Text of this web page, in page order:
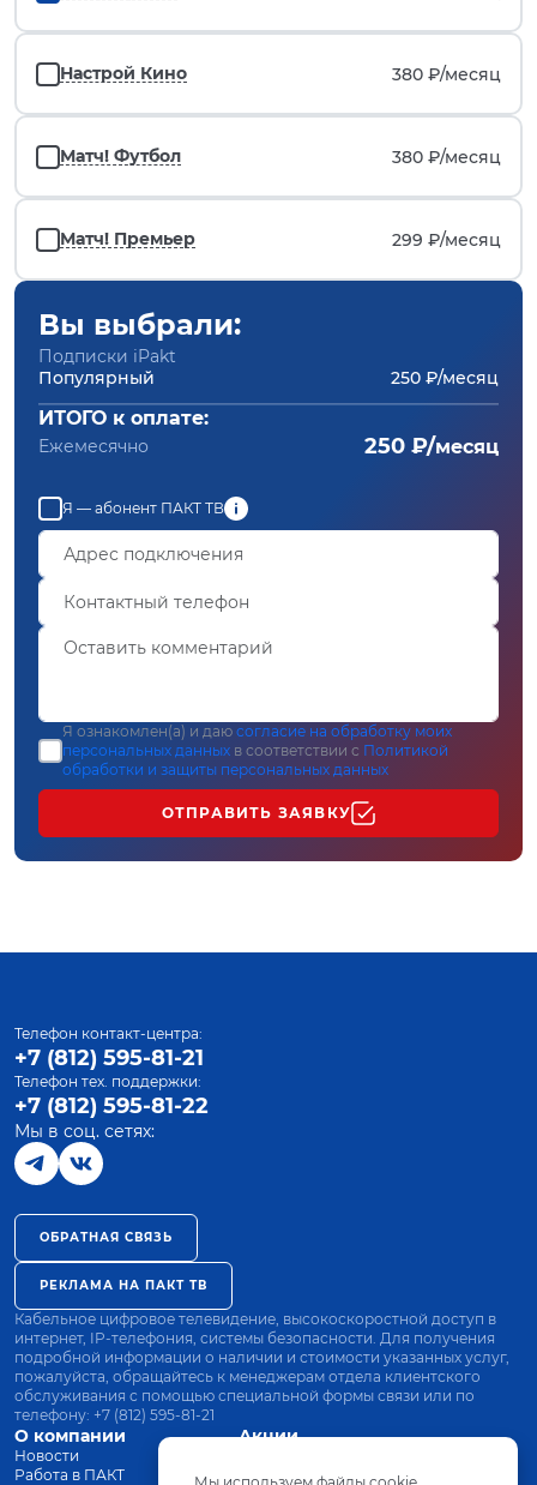
Настрой Кино 380 ₽/месяц
Матч! Футбол 380 ₽/месяц
Матч! Премьер 299 ₽/месяц
Вы выбрали:
Подписки iPakt
Популярный
250 ₽/месяц
ИТОГО к оплате:
Ежемесячно 250 ₽/месяц
Я — абонент ПАКТ ТВ
Я ознакомлен(а) и даю согласие на обработку моих
персональных данных в соответствии с Политикой
обработки и защиты персональных данных
ОТПРАВИТЬ ЗАЯВКУ
О компании
Новости
Работа в ПАКТ
Акции
Оплата
Телефон контакт-центра:
+7 (812) 595-81-21
Телефон тех. поддержки:
+7 (812) 595-81-22
Мы в соц. сетях:
ОБРАТНАЯ СВЯЗЬ
РЕКЛАМА НА ПАКТ ТВ
Кабельное цифровое телевидение, высокоскоростной доступ в
интернет, IP-телефония, системы безопасности. Для получения
подробной информации о наличии и стоимости указанных услуг,
пожалуйста, обращайтесь к менеджерам отдела клиентского
обслуживания с помощью специальной формы связи или по
телефону: +7 (812) 595-81-21